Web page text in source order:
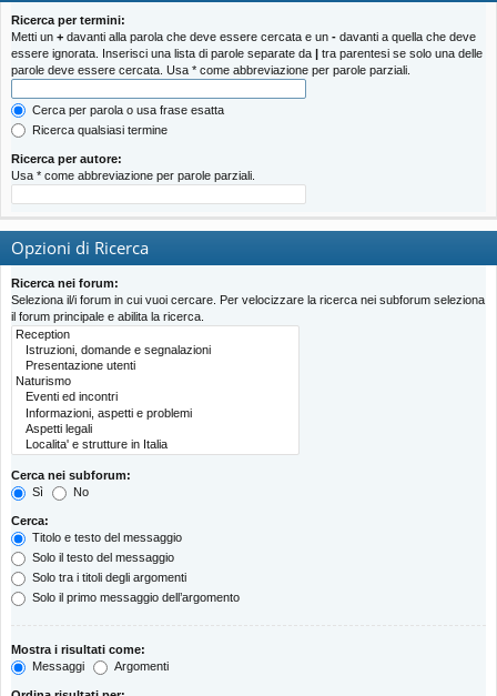
Ricerca per termini:
Metti un + davanti alla parola che deve essere cercata e un - davanti a quella che deve
essere ignorata. Inserisci una lista di parole separate da | tra parentesi se solo una delle
parole deve essere cercata. Usa * come abbreviazione per parole parziali.
Cerca per parola o usa frase esatta
Ricerca qualsiasi termine
Ricerca per autore:
Usa * come abbreviazione per parole parziali.
Opzioni di Ricerca
Ricerca nei forum:
Seleziona il/i forum in cui vuoi cercare. Per velocizzare la ricerca nei subforum seleziona
il forum principale e abilita la ricerca.
Cerca nei subforum:
Sì
No
Cerca:
Titolo e testo del messaggio
Solo il testo del messaggio
Solo tra i titoli degli argomenti
Solo il primo messaggio dell’argomento
Mostra i risultati come:
Messaggi
Argomenti